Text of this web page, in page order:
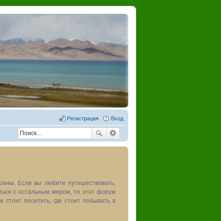
Вход
Регистрация
Если вы любите путешествовать,
с остальным миром, то этот форум
стоит посетить, где стоит побывать в